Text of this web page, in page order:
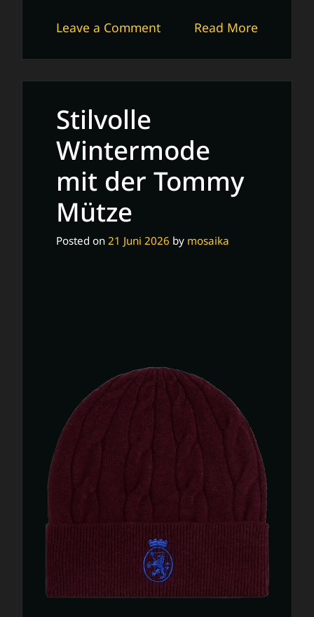
Read More
Leave a Commenton
Nutzung
von
deine
Bewerbung
Stilvolle
Wintermode
mit der Tommy
Mütze
Posted on 21 Juni 2026 by mosaika